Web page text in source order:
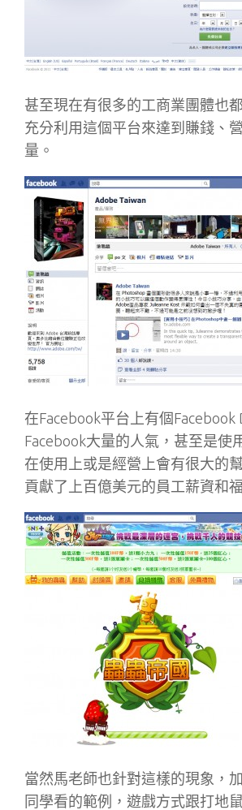
甚至現在有很多的工商業團體也
充分利用這個平台來達到賺錢、
量。
在Facebook平台上有個
Facebook大量的人氣，甚至是使
在使用上或是經營上會有很大的幫
貢獻了上百億美元的員工薪資和
當然馬老師也針對這樣的現象，
同學看的範例，遊戲方式跟打地